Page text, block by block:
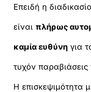
Επειδή η
είναιπλήρως
καμία ευθύνη για
τυχόν παραβιάσεις
Η επισκεψιμότητα